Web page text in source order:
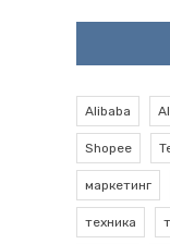
Alibaba
Shopee
маркетинг
техника